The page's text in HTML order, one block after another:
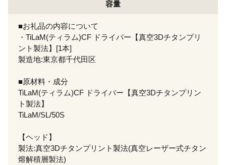
容量
■お礼品の内容について
・TiLaM(ティラム)CF ドライバー【真空3Dチタンプリ
ント製法】[1本]
製造地:東京都千代田区
■原材料・成分
TiLaM(ティラム)CF ドライバー【真空3Dチタンプリン
ト製法】
TiLaM/SL/50S
【ヘッド】
製法:真空3Dチタンプリント製法(真空レーザー式チタン
熔解積層製法)